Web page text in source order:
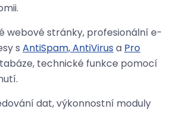
webové stránky, profesionální e-
sAntiSpam, AntiVirus a Pro
technické funkce pomocí
dat, výkonnostní moduly